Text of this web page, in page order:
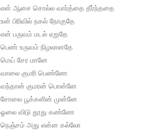
என் ஆசை சொல்ல வார்த்தை தீர்ந்ததை
உன் பிரிவில் நகல் நோகுதே
என் பருவம் மடல் ஏறுதே
பெண் உருவம் நிழலானதே
மெய் சேர மானே
வாலை குமரி பெண்ணே
வந்தான் குமரன் பொன்னே
சோலை பூக்களின் முன்னே
ஓலை விடு தூது கண்ணே
நெஞ்சம் அது என்ன கல்லோ